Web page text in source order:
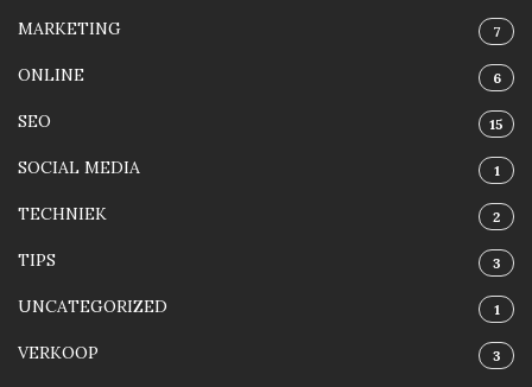
MARKETING 7
ONLINE 6
SEO 15
SOCIAL MEDIA 1
TECHNIEK 2
TIPS 3
UNCATEGORIZED 1
VERKOOP 3